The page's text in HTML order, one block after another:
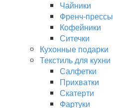
Чайники
Френч-прессы
Кофейники
Ситечки
Кухонные подарки
Текстиль для кухни
Салфетки
Прихватки
Скатерти
Фартуки